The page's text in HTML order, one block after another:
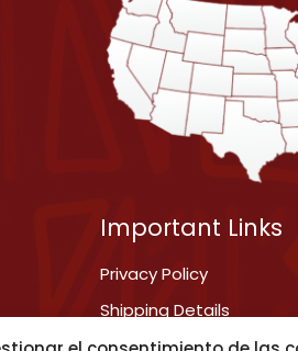
Important Links
Privacy Policy
Shipping Details
Term & Conditions